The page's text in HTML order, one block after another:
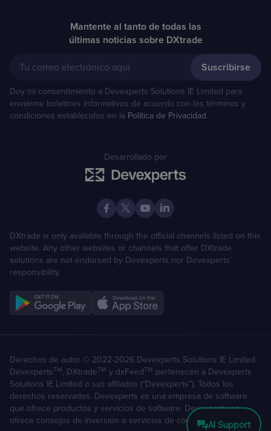
Mantente al tanto de todas las
últimas noticias sobre DXtrade
Tu correo electrónico aquí
Doy mi consentimiento a Devexperts Solutions IE Limited para
enviarme boletines informativos de acuerdo con los términos y
condiciones establecidos en la Política de Privacidad.
Desarrollado por
DXtrade is only available through the official channels listed on this
website. Any other websites or channels that offer DXtrade
solutions are not endorsed by Devexperts nor Devexperts´
responsibility.
Derechos de autor © 2022-2026 Devexperts Solutions IE Limited.
DevexpertsTM, DXtradeTM y dxFeedTM pertenecen a Devexperts
Solutions IE Limited o sus afiliados (“Devexperts”). Todos los
derechos reservados. Devexperts es una empresa de software
que ofrece productos y servicios de software. Devexperts no
ofrece consejos de inversión o servicios de corretaje.AI Support